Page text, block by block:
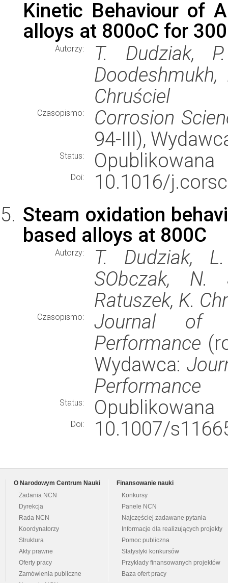
Kinetic Behaviour of
alloys at 800oC for
Autorzy:
T. Dudziak,
Chruściel
Czasopismo:
Corrosion
94-III),
Status: Opublikowana
Doi:
10.1016/
Steam oxidation
based alloys at 800C
Autorzy:
T. Dudziak,
SObczak, N.
Ratuszek, K.
Czasopismo:
Journal of
Performance
Wydawca:
Performance
Status: Opublikowana
Doi: 10.1007/
O Narodowym Centrum Nauki
Zadania NCN
Dyrekcja
Rada NCN
Koordynatorzy
Struktura
Akty prawne
Oferty pracy
Zamówienia publiczne
Finansowanie nauki
Konkursy
Panele NCN
Najczęściej zadawane pytania
Informacje dla realizujących projekty
Pomoc publiczna
Statystyki konkursów
Przykłady finansowanych projektów
Baza ofert pracy